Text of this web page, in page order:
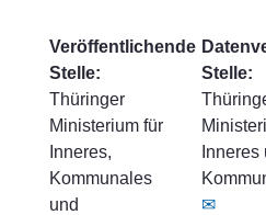
Veröffentlichende
Stelle:
Thüringer
Ministerium für
Inneres,
Kommunales
und
Stelle:
Inneres
✉